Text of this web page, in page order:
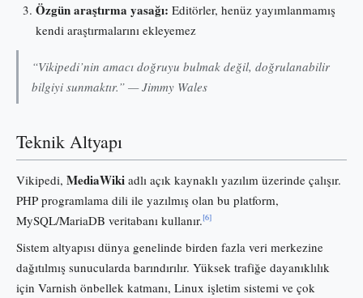
Özgün araştırma yasağı: Editörler, henüz yayımlanmamış
kendi araştırmalarını ekleyemez
“Vikipedi’nin amacı doğruyu bulmak değil, doğrulanabilir
bilgiyi sunmaktır.” — Jimmy Wales
Teknik Altyapı
Vikipedi, MediaWiki adlı açık kaynaklı yazılım üzerinde çalışır.
PHP programlama dili ile yazılmış olan bu platform,
MySQL/MariaDB veritabanı kullanır.[6]
Sistem altyapısı dünya genelinde birden fazla veri merkezine
dağıtılmış sunucularda barındırılır. Yüksek trafiğe dayanıklılık
için Varnish önbellek katmanı, Linux işletim sistemi ve çok